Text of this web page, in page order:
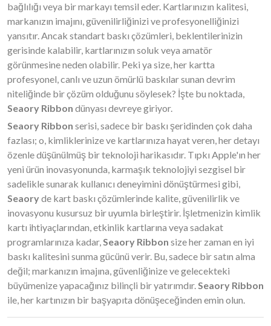
bağlılığı veya bir markayı temsil eder. Kartlarınızın kalitesi,
markanızın imajını, güvenilirliğinizi ve profesyonelliğinizi
yansıtır. Ancak standart baskı çözümleri, beklentilerinizin
gerisinde kalabilir, kartlarınızın soluk veya amatör
görünmesine neden olabilir. Peki ya size, her kartta
profesyonel, canlı ve uzun ömürlü baskılar sunan devrim
niteliğinde bir çözüm olduğunu söylesek? İşte bu noktada,
Seaory Ribbon dünyası devreye giriyor.
Seaory Ribbon serisi, sadece bir baskı şeridinden çok daha
fazlası; o, kimliklerinize ve kartlarınıza hayat veren, her detayı
özenle düşünülmüş bir teknoloji harikasıdır. Tıpkı Apple'ın her
yeni ürün inovasyonunda, karmaşık teknolojiyi sezgisel bir
sadelikle sunarak kullanıcı deneyimini dönüştürmesi gibi,
Seaoryde kart baskı çözümlerinde kalite, güvenilirlik ve
inovasyonu kusursuz bir uyumla birleştirir. İşletmenizin kimlik
kartı ihtiyaçlarından, etkinlik kartlarına veya sadakat
programlarınıza kadar,Seaory Ribbon size her zaman en iyi
baskı kalitesini sunma gücünü verir. Bu, sadece bir satın alma
değil; markanızın imajına, güvenliğinize ve gelecekteki
büyümenize yapacağınız bilinçli bir yatırımdır.Seaory Ribbon
ile, her kartınızın bir başyapıta dönüşeceğinden emin olun.